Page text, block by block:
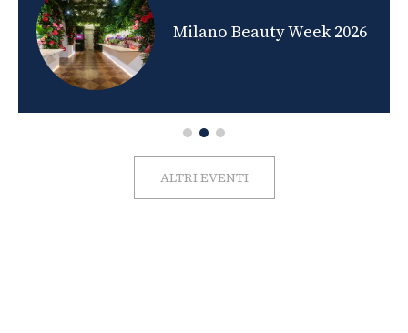
Milano Beauty Week 2026
ALTRI EVENTI